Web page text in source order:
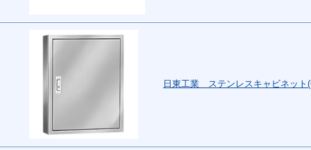
日東工業 ステンレスキャビネット